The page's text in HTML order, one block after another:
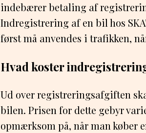
indebærer betaling af
Indregistrering af en bil hos
først må anvendes i trafikken,
Hvad koster
Ud over registreringsafgiften
bilen. Prisen for dette gebyr
opmærksom på, når man køber